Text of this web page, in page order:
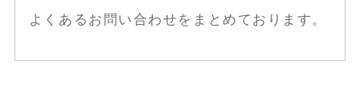
よくあるお問い合わせをまとめております。